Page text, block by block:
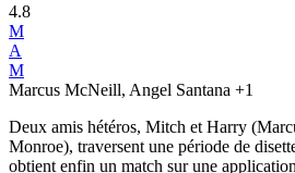
4.8
M
A
M
Marcus McNeill, Angel Santana +1
Deux amis hétéros, Mitch et Harry
Monroe), traversent une période de
obtient enfin un match sur une